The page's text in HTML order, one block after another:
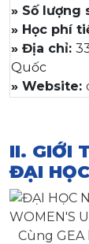
» Số lượng
» Học phí
» Địa chỉ:
Quốc
» Website:
II. GIỚI
ĐẠI
Cùng